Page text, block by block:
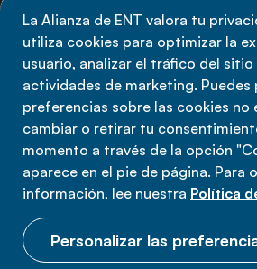
La Alianza de ENT valora tu
utiliza cookies para optimizar la
usuario, analizar el tráfico del sitio
actividades de marketing. Puedes
preferencias sobre las cookies no
cambiar o retirar tu
momento a través de la opción
aparece en el pie de página. Para
información, lee nuestra Política
Personalizar las
Suscríbete ahora
Política de
Términos de